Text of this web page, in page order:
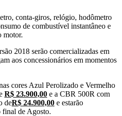
conta-giros, relógio, hodômetro
de combustível instantâneo e
motor.
2018 serão comercializadas em
aos concessionários em momentos
cores Azul Perolizado e Vermelho
R$ 23.900,00 e a CBR 500R com
deR$ 24.900,00 e estarão
final de Agosto.